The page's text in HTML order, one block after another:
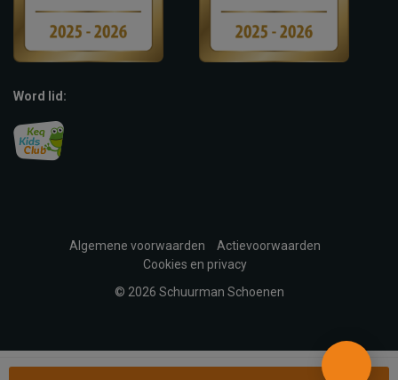
Word lid:
Algemene voorwaarden
Actievoorwaarden
Cookies en privacy
© 2026 Schuurman Schoenen